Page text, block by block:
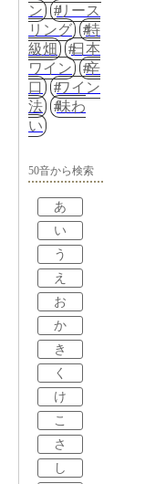
ン
リース
リング
特
級畑
日本
ワイン
辛
口
ワイン
法
味わ
い
50音から検索
あ
い
う
え
お
か
き
く
け
こ
さ
し